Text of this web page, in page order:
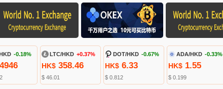
-0.18% LTC/HKD +0.37%
HK$358.46
$ 46.01
DOT/HKD -0.67%
HK$6.33
$ 0.812
ADA/HKD -0.33%
HK$1.55
$ 0.199